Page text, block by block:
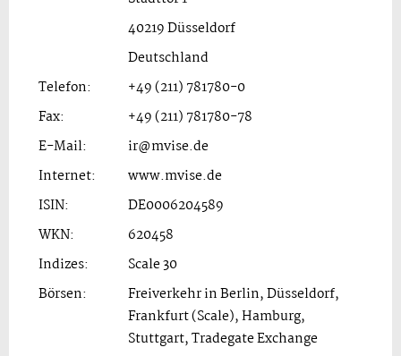
40219 Düsseldorf
Deutschland
Telefon:
+49 (211) 781780-0
Fax:
+49 (211) 781780-78
E-Mail:
ir@mvise.de
Internet:
www.mvise.de
ISIN:
DE0006204589
WKN:
620458
Indizes:
Scale 30
Börsen:
Freiverkehr in Berlin, Düsseldorf,
Frankfurt (Scale), Hamburg,
Stuttgart, Tradegate Exchange